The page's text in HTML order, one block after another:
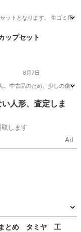
ットとなります。 生ゴミ用
ップセット
8月7日
中古品のため、少しの傷
カップ
い人形、査定しま
します
Ad
とめ タミヤ 工